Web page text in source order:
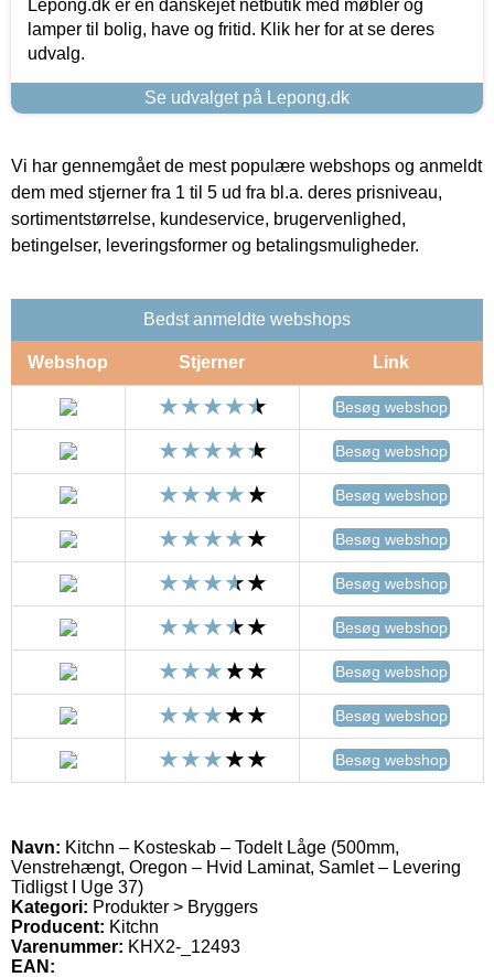
Lepong.dk er en danskejet netbutik med møbler og
lamper til bolig, have og fritid. Klik her for at se deres
udvalg.
Se udvalget på Lepong.dk
Vi har gennemgået de mest populære webshops og anmeldt
dem med stjerner fra 1 til 5 ud fra bl.a. deres prisniveau,
sortimentstørrelse, kundeservice, brugervenlighed,
betingelser, leveringsformer og betalingsmuligheder.
Bedst anmeldte webshops
Webshop Stjerner Link
Besøg webshop
Besøg webshop
Besøg webshop
Besøg webshop
Besøg webshop
Besøg webshop
Besøg webshop
Besøg webshop
Besøg webshop
Navn: Kitchn – Kosteskab – Todelt Låge (500mm,
Venstrehængt, Oregon – Hvid Laminat, Samlet – Levering
Tidligst I Uge 37)
Kategori: Produkter > Bryggers
Producent: Kitchn
Varenummer: KHX2-_12493
EAN: